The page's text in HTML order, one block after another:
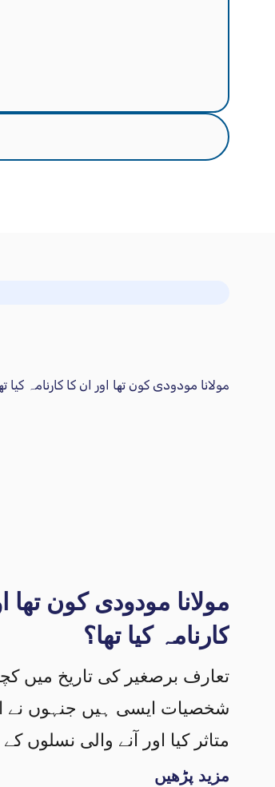
مولانا مودودی کون تھا
کارنامہ کیا تھا؟
تعارف برصغیر کی تاریخ میں
شخصیات ایسی ہیں جنہوں نے
متاثر کیا اور آنے والی نسلوں کے
مزید پڑھیں